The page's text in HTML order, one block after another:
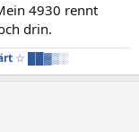
4930 rennt
drin.
☆ ██▓▒░